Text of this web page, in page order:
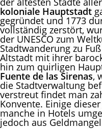
koloniale Hauptstadt
gegründet und 1773
vollständig zerstört,
der UNESCO zum
Stadtwanderung zu
Altstadt mit ihrer
hin zum quirligen
Fuente de las Sirenas,
die Stadtverwaltung
verstreut findet man
Konvente. Einige
manche in Hotels
jedoch aus